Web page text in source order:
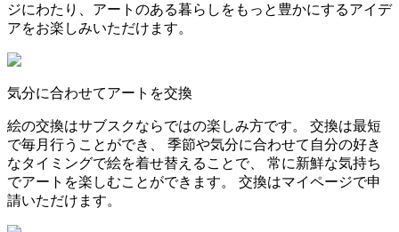
ジにわたり、アートのある暮らしをもっと豊かにするアイデ
アをお楽しみいただけます。
気分に合わせてアートを交換
絵の交換はサブスクならではの楽しみ方です。 交換は最短
で毎月行うことができ、 季節や気分に合わせて自分の好き
なタイミングで絵を着せ替えることで、 常に新鮮な気持ち
でアートを楽しむことができます。 交換はマイページで申
請いただけます。